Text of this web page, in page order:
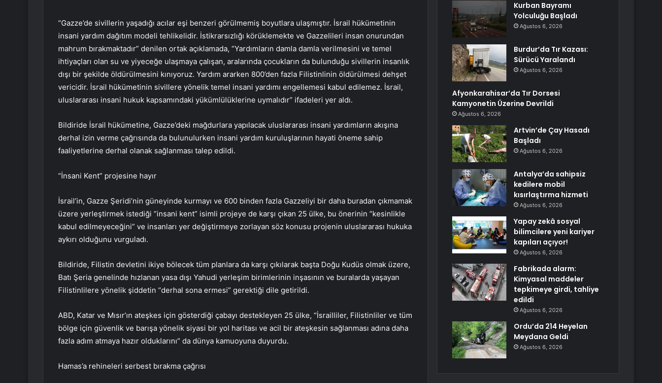
“Gazze’de sivillerin yaşadığı acılar eşi benzeri görülmemiş boyutlara ulaşmıştır. İsrail hükümetinin
insani yardım dağıtım modeli tehlikelidir. İstikrarsızlığı körüklemekte ve Gazzelileri insan onurundan
mahrum bırakmaktadır” denilen ortak açıklamada, “Yardımların damla damla verilmesini ve temel
ihtiyaçları olan su ve yiyeceğe ulaşmaya çalışan, aralarında çocukların da bulunduğu sivillerin insanlık
dışı bir şekilde öldürülmesini kınıyoruz. Yardım ararken 800’den fazla Filistinlinin öldürülmesi dehşet
vericidir. İsrail hükümetinin sivillere yönelik temel insani yardımı engellemesi kabul edilemez. İsrail,
uluslararası insani hukuk kapsamındaki yükümlülüklerine uymalıdır” ifadeleri yer aldı.
Bildiride İsrail hükümetine, Gazze’deki mağdurlara yapılacak uluslararası insani yardımların akışına
derhal izin verme çağrısında da bulunulurken insani yardım kuruluşlarının hayati öneme sahip
faaliyetlerine derhal olanak sağlanması talep edildi.
“İnsani Kent” projesine hayır
İsrail’in, Gazze Şeridi’nin güneyinde kurmayı ve 600 binden fazla Gazzeliyi bir daha buradan çıkmamak
üzere yerleştirmek istediği “insani kent” isimli projeye de karşı çıkan 25 ülke, bu önerinin “kesinlikle
kabul edilmeyeceğini” ve insanları yer değiştirmeye zorlayan söz konusu projenin uluslararası hukuka
aykırı olduğunu vurguladı.
Bildiride, Filistin devletini ikiye bölecek tüm planlara da karşı çıkılarak başta Doğu Kudüs olmak üzere,
Batı Şeria genelinde hızlanan yasa dışı Yahudi yerleşim birimlerinin inşasının ve buralarda yaşayan
Filistinlilere yönelik şiddetin “derhal sona ermesi” gerektiği dile getirildi.
ABD, Katar ve Mısır’ın ateşkes için gösterdiği çabayı destekleyen 25 ülke, “İsrailliler, Filistinliler ve tüm
bölge için güvenlik ve barışa yönelik siyasi bir yol haritası ve acil bir ateşkesin sağlanması adına daha
fazla adım atmaya hazır olduklarını” da dünya kamuoyuna duyurdu.
Hamas’a rehineleri serbest bırakma çağrısı
Kurban Bayramı
Yolculuğu Başladı
Ağustos 6, 2026
Burdur’da Tır Kazası:
Sürücü Yaralandı
Ağustos 6, 2026
Afyonkarahisar’da Tır Dorsesi
Kamyonetin Üzerine Devrildi
Ağustos 6, 2026
Artvin’de Çay Hasadı
Başladı
Ağustos 6, 2026
Antalya’da sahipsiz
kedilere mobil
kısırlaştırma hizmeti
Ağustos 6, 2026
Yapay zekâ sosyal
bilimcilere yeni kariyer
kapıları açıyor!
Ağustos 6, 2026
Fabrikada alarm:
Kimyasal maddeler
tepkimeye girdi, tahliye
edildi
Ağustos 6, 2026
Ordu’da 214 Heyelan
Meydana Geldi
Ağustos 6, 2026